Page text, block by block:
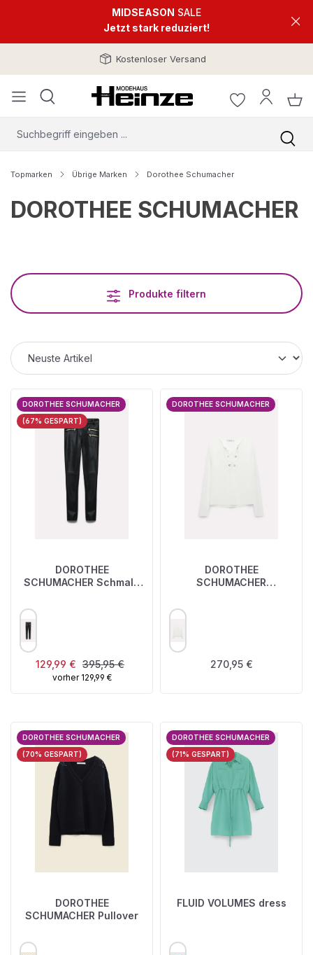
MIDSEASON SALE
Jetzt stark reduziert!
Kostenloser Versand
Topmarken Übrige Marken Dorothee Schumacher
DOROTHEE SCHUMACHER
Produkte filtern
DOROTHEE SCHUMACHER
(67% GESPART)
DOROTHEE
SCHUMACHER Schmale
FARBE
Verkaufspreis:
129,99 € Regulärer Preis:
395,95 €
vorher 129,99 €
DOROTHEE SCHUMACHER
DOROTHEE
SCHUMACHER
FARBE
Regulärer Preis:
270,95 €
DOROTHEE SCHUMACHER
(70% GESPART)
DOROTHEE
SCHUMACHER Pullover
FARBE
DOROTHEE SCHUMACHER
(71% GESPART)
FLUID VOLUMES dress
FARBE